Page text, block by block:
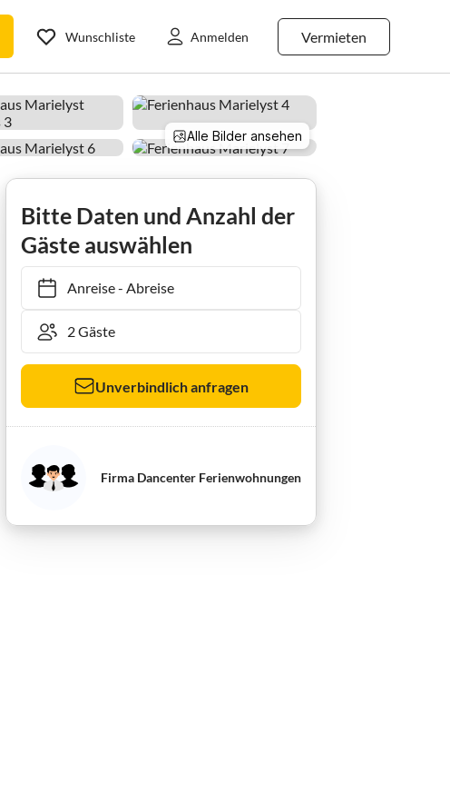
Vermieten
Wunschliste Anmelden
Alle Bilder ansehen
Bitte Daten und Anzahl der
Gäste auswählen
Anreise- Abreise
Unverbindlich anfragen
Firma Dancenter Ferienwohnungen